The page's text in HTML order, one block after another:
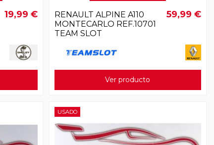
19,99 €
RENAULT ALPINE A110
MONTECARLO REF.10701
TEAM SLOT
59,99 €
Ver producto
USADO